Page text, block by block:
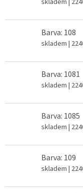
Barva: 108
skladem |
Barva: 1081
skladem |
Barva: 1085
skladem |
Barva: 109
skladem |